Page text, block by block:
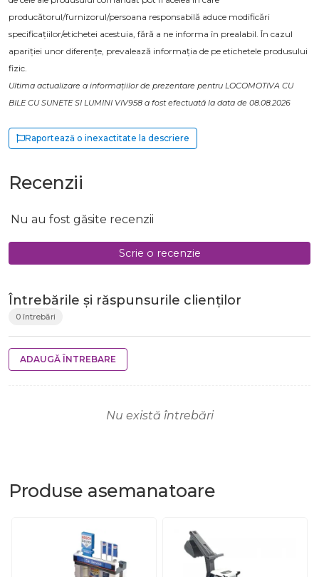
producătorul/furnizorul/persoana responsabilă aduce modificări
specificațiilor/etichetei acestuia, fără a ne informa în prealabil. În cazul
apariției unor diferențe, prevalează informația de pe etichetele produsului
fizic.
Ultima actualizare a informațiilor de prezentare pentru LOCOMOTIVA CU
BILE CU SUNETE SI LUMINI VIV958 a fost efectuată la data de 08.08.2026
Raportează o inexactitate la descriere
Recenzii
Nu au fost găsite recenzii
Scrie o recenzie
Întrebările și răspunsurile clienților
0 întrebări
ADAUGĂ ÎNTREBARE
Nu există întrebări
Produse asemanatoare